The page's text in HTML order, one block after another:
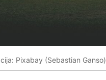
Pixabay (Sebastian Ganso)